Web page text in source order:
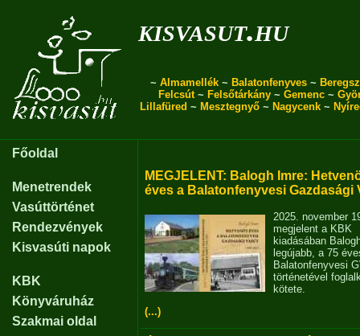
kisvasut.hu
~ Almamellék ~ Balatonfenyves ~
Felcsút~ Felsőtárkány ~ Gemenc ~
Lillafüred ~ Mesztegnyő ~ Nagycenk ~
Főoldal
Menetrendek
Vasúttörténet
Rendezvények
Kisvasúti napok
KBK
Könyváruház
Szakmai oldal
MEGJELENT: Balogh Imre:
éves a Balatonfenyvesi Gazdasági
2025. november
megjelent a KBK
kiadásában
legújabb, a 75
Balatonfenyvesi
történetével
kötete.
(...)